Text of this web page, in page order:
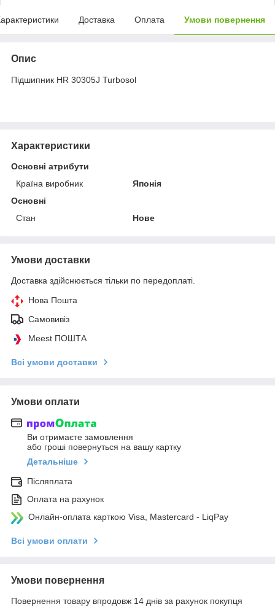
Доставка Оплата Умови повернення
Опис
Підшипник HR 30305J Turbosol
Характеристики
Основні атрибути
Країна виробник
Японія
Основні
Стан
Нове
Умови доставки
Доставка здійснюється тільки по передоплаті.
Нова Пошта
Самовивіз
Meest ПОШТА
Всі умови доставки
Умови оплати
Ви отримаєте замовлення
або гроші повернуться на вашу картку
Детальніше
Післяплата
Оплата на рахунок
Онлайн-оплата карткою Visa, Mastercard - LiqPay
Всі умови оплати
Умови повернення
Повернення товару впродовж 14 днів за рахунок покупця